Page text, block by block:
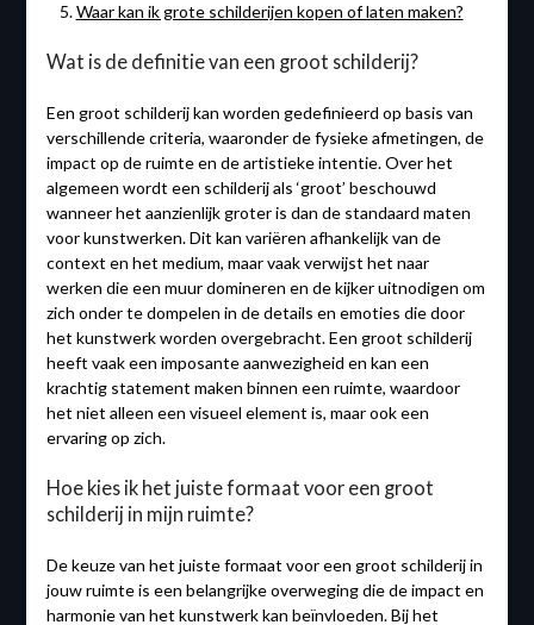
Waar kan ik grote schilderijen kopen of laten maken?
Wat is de definitie van een groot schilderij?
Een groot schilderij kan worden gedefinieerd op basis van
verschillende criteria, waaronder de fysieke afmetingen, de
impact op de ruimte en de artistieke intentie. Over het
algemeen wordt een schilderij als ‘groot’ beschouwd
wanneer het aanzienlijk groter is dan de standaard maten
voor kunstwerken. Dit kan variëren afhankelijk van de
context en het medium, maar vaak verwijst het naar
werken die een muur domineren en de kijker uitnodigen om
zich onder te dompelen in de details en emoties die door
het kunstwerk worden overgebracht. Een groot schilderij
heeft vaak een imposante aanwezigheid en kan een
krachtig statement maken binnen een ruimte, waardoor
het niet alleen een visueel element is, maar ook een
ervaring op zich.
Hoe kies ik het juiste formaat voor een groot
schilderij in mijn ruimte?
De keuze van het juiste formaat voor een groot schilderij in
jouw ruimte is een belangrijke overweging die de impact en
harmonie van het kunstwerk kan beïnvloeden. Bij het